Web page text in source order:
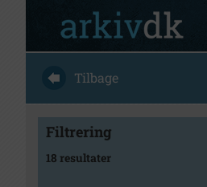
Tilbage
Filtrering
18 resultater